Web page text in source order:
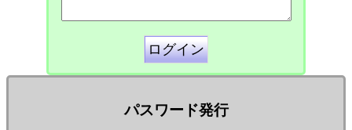
パスワード発行